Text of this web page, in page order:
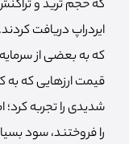
ایردراپ دریافت
قیمت ارزهایی که به
شدیدی را تجربه
را فروختند، سود